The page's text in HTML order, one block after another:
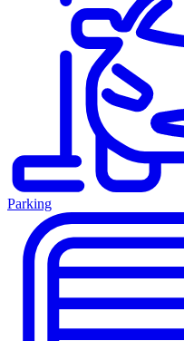
Parking